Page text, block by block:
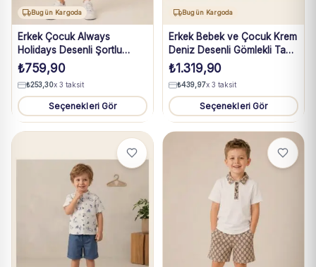
Bugün Kargoda
Erkek Çocuk Always
Holidays Desenli Şortlu
Takım
₺759,90
₺253,30x 3 taksit
Seçenekleri Gör
Bugün Kargoda
Erkek Bebek ve Çocuk Krem
Deniz Desenli Gömlekli Taba
Şortlu Müslin Takım 1-4 Yaş
₺1.319,90
₺439,97x 3 taksit
Seçenekleri Gör